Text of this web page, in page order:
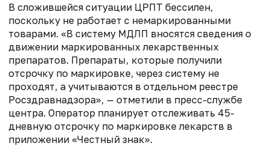
В сложившейся ситуации ЦРПТ бессилен,
поскольку не работает с немаркированными
товарами. «В систему МДЛП вносятся сведения о
движении маркированных лекарственных
препаратов. Препараты, которые получили
отсрочку по маркировке, через систему не
проходят, а учитываются в отдельном реестре
Росздравнадзора», — отметили в пресс-службе
центра. Оператор планирует отслеживать 45-
дневную отсрочку по маркировке лекарств в
приложении «Честный знак».